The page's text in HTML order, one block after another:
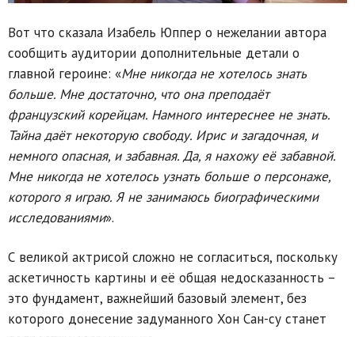
Вот что сказала Изабель Юппер о нежелании автора
сообщить аудитории дополнительные детали о
главной героине: «Мне никогда не хотелось знать
больше. Мне достаточно, что она преподаёт
французский корейцам. Намного интереснее не знать.
Тайна даёт некоторую свободу. Ирис и загадочная, и
немного опасная, и забавная. Да, я нахожу её забавной.
Мне никогда не хотелось узнать больше о персонаже,
которого я играю. Я не занимаюсь биографическими
исследованиями».
С великой актрисой сложно не согласиться, поскольку
аскетичность картины и её общая недосказанность –
это фундамент, важнейший базовый элемент, без
которого донесение задуманного Хон Сан-су станет